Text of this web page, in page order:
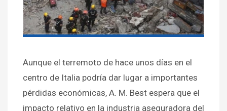
Aunque el terremoto de hace unos días en el
centro de Italia podría dar lugar a importantes
pérdidas económicas, A. M. Best espera que el
impacto relativo en la industria aseguradora del